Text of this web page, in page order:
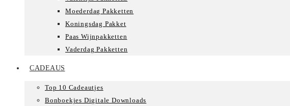
Moederdag Pakketten
Koningsdag Pakket
Paas Wijnpakketten
Vaderdag Pakketten
CADEAUS
Top 10 Cadeautjes
Bonboekjes Digitale Downloads